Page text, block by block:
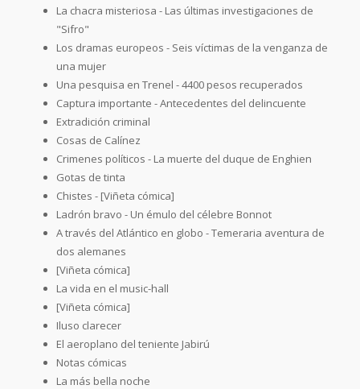
La chacra misteriosa - Las últimas investigaciones de
"Sifro"
Los dramas europeos - Seis víctimas de la venganza de
una mujer
Una pesquisa en Trenel - 4400 pesos recuperados
Captura importante - Antecedentes del delincuente
Extradición criminal
Cosas de Calínez
Crimenes políticos - La muerte del duque de Enghien
Gotas de tinta
Chistes - [Viñeta cómica]
Ladrón bravo - Un émulo del célebre Bonnot
A través del Atlántico en globo - Temeraria aventura de
dos alemanes
[Viñeta cómica]
La vida en el music-hall
[Viñeta cómica]
Iluso clarecer
El aeroplano del teniente Jabirú
Notas cómicas
La más bella noche